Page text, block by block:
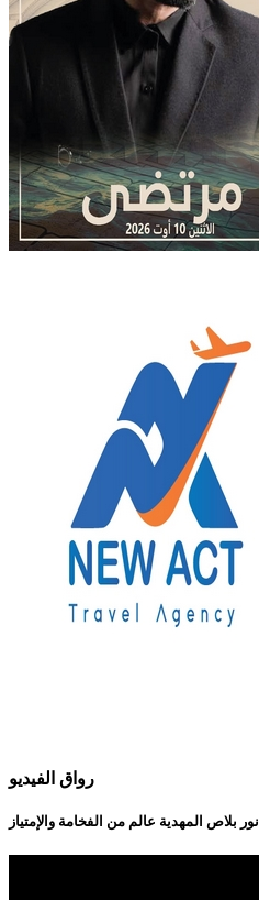
رواق الفيديو
نور بلاص المهدية عالم من الفخامة والإمتياز